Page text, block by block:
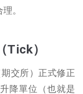
。
Tick）
交所）正式修正
降單位（也就是